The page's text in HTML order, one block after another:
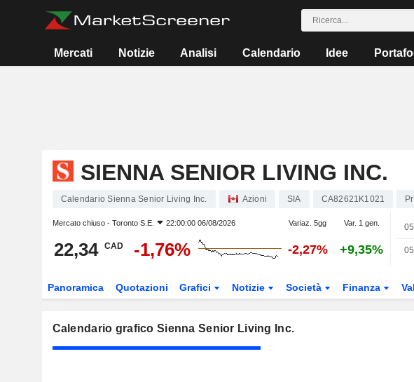
Mercati Notizie Analisi Calendario Idee
SIENNA SENIOR LIVING INC.
Calendario Sienna Senior Living Inc. Azioni SIA CA82621K1021
Mercato chiuso - Toronto S.E. 22:00:00 06/08/2026 Variaz. 5gg Var. 1 gen.
22,34 CAD -1,76% -2,27% +9,35%
Panoramica Quotazioni Grafici Notizie Società Finanza
Calendario grafico Sienna Senior Living Inc.